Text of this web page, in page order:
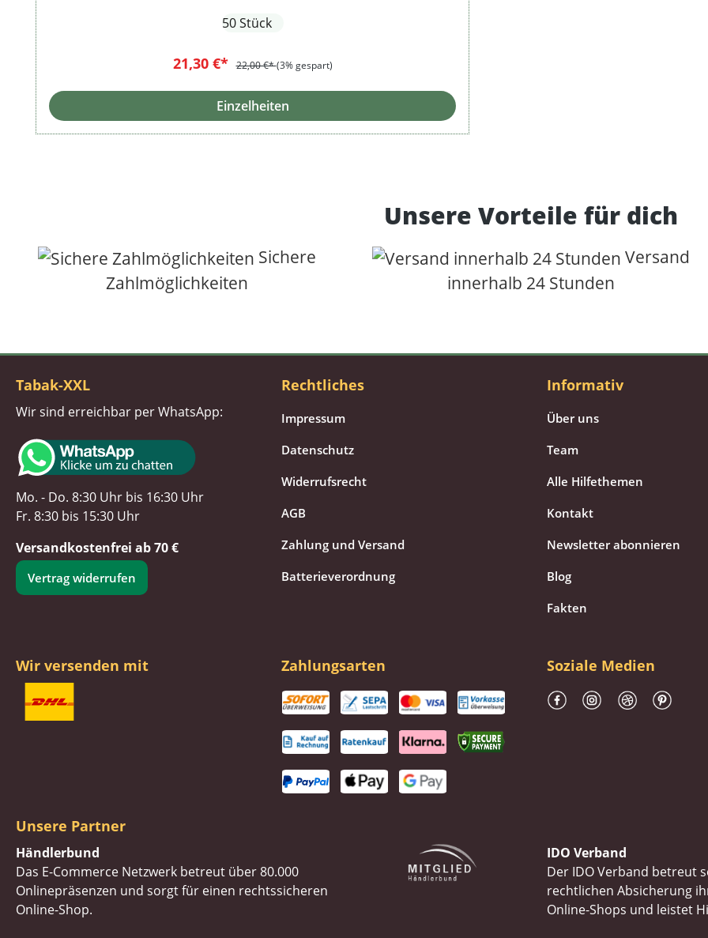
50 Stück
21,30 €* 22,00 €*(3% gespart)
Einzelheiten
Unsere Vorteile für dich
Sichere
Zahlmöglichkeiten
Versand
innerhalb 24 Stunden
Tabak-XXL
Wir sind erreichbar per WhatsApp:
Mo. - Do. 8:30 Uhr bis 16:30 Uhr
Fr. 8:30 bis 15:30 Uhr
Versandkostenfrei ab 70 €
Vertrag widerrufen
Rechtliches
Impressum
Datenschutz
Widerrufsrecht
AGB
Zahlung und Versand
Batterieverordnung
Informativ
Über uns
Team
Alle Hilfethemen
Kontakt
Newsletter abonnieren
Blog
Fakten
Wir versenden mit Zahlungsarten Soziale Medien
Unsere Partner
Händlerbund
Das E-Commerce Netzwerk betreut über 80.000
Onlinepräsenzen und sorgt für einen rechtssicheren
Online-Shop.
IDO Verband
Der IDO Verband betreut
rechtlichen Absicherung
Online-Shops und leistet